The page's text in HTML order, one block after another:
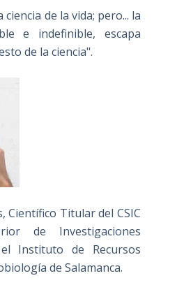
de la vida; pero... la
e indefinible, escapa
de la ciencia".
Científico Titular del CSIC
de Investigaciones
Instituto de Recursos
de Salamanca.